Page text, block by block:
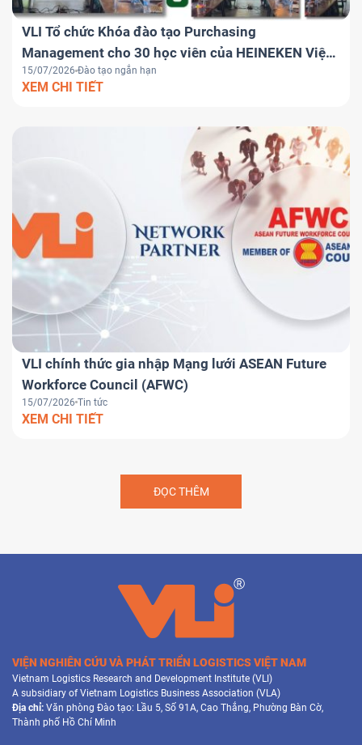
VLI Tổ chức Khóa đào tạo Purchasing
Management cho 30 học viên của HEINEKEN Việt
Nam
15/07/2026 Đào tạo ngắn hạn
XEM CHI TIẾT
VLI chính thức gia nhập Mạng lưới ASEAN Future
Workforce Council (AFWC)
15/07/2026 Tin tức
XEM CHI TIẾT
ĐỌC THÊM
VIỆN NGHIÊN CỨU VÀ PHÁT TRIỂN LOGISTICS VIỆT NAM
Vietnam Logistics Research and Development Institute (VLI)
A subsidiary of Vietnam Logistics Business Association (VLA)
Địa chỉ: Văn phòng Đào tạo: Lầu 5, Số 91A, Cao Thắng, Phường Bàn Cờ,
Thành phố Hồ Chí Minh